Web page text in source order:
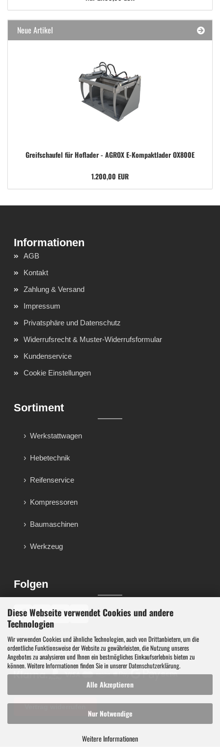
Diese Webseite verwendet Cookies und andere
Technologien
Wir verwenden Cookies und ähnliche Technologien, auch von Drittanbietern, um die
ordentliche Funktionsweise der Website zu gewährleisten, die Nutzung unseres
Angebotes zu analysieren und Ihnen ein bestmögliches Einkaufserlebnis bieten zu
können. Weitere Informationen finden Sie in unsererDatenschutzerklärung.
Alle Akzeptieren
Nur Notwendige
Weitere Informationen
Neue Artikel
Greifschaufel für Hoflader - AGROX E-Kompaktlader OX800E
1.200,00 EUR
AGB
Kontakt
Zahlung & Versand
Impressum
Privatsphäre und Datenschutz
Widerrufsrecht & Muster-Widerrufsformular
Kundenservice
Cookie Einstellungen
Sortiment
Werkstattwagen
Hebetechnik
Reifenservice
Kompressoren
Baumaschinen
Werkzeug
Folgen
♪
Werkzeug, Maschinen und Werkstattausstattung für
Werkstatt, Garage, Handwerk und technische Betriebe.